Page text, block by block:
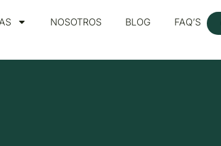
NOSOTROS BLOG FAQ’S